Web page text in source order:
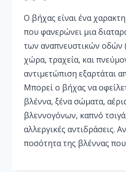
Ο βήχας είναι ένα
που φανερώνει μια
των αναπνευστικών οδών
χώρα, τραχεία, και
αντιμετώπιση εξαρτάται
Μπορεί ο βήχας να
βλέννα, ξένα σώματα,
βλεννογόνων, καπνό
αλλεργικές αντιδράσεις.
ποσότητα της βλέννας